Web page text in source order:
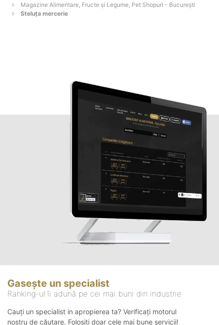
Magazine Alimentare, Fructe și Legume, Pet Shopuri - Bucureşti
Steluța mercerie
Gasește un specialist
Ranking-ul îi adună pe cei mai buni din industrie
Cauți un specialist in apropierea ta? Verificați motorul
nostru de căutare. Folosiți doar cele mai bune servicii!